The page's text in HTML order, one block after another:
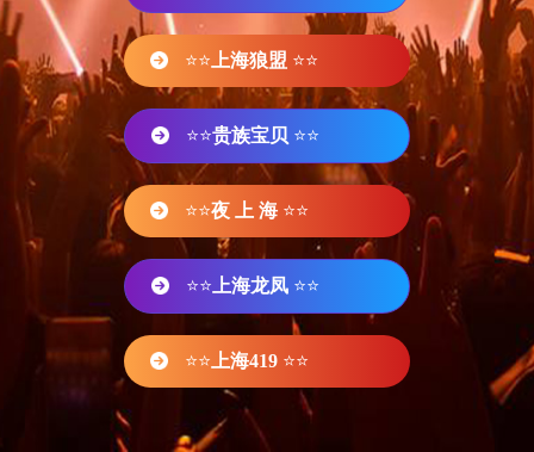
⭐⭐ 上海狼盟 ⭐⭐
⭐⭐贵族宝贝 ⭐⭐
⭐⭐夜 上 海 ⭐⭐
⭐⭐ 上海龙凤 ⭐⭐
⭐⭐ 上海419 ⭐⭐